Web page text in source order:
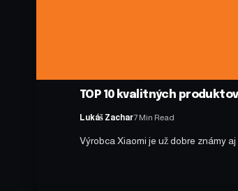
TOP 10 kvalitných
Lukáš Zachar7 Min Read
Výrobca Xiaomi je už dobre známy aj